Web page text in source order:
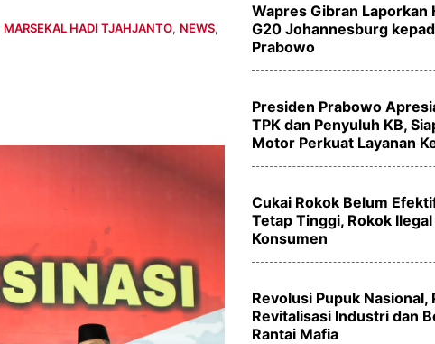
MARSEKAL HADI TJAHJANTO, NEWS,
Wapres Gibran Laporkan
G20 Johannesburg
Prabowo
Presiden Prabowo
TPK dan Penyuluh KB,
Motor Perkuat Layanan
Cukai Rokok Belum
Tetap Tinggi, Rokok
Konsumen
Revolusi Pupuk Nasional,
Revitalisasi Industri dan
Rantai Mafia